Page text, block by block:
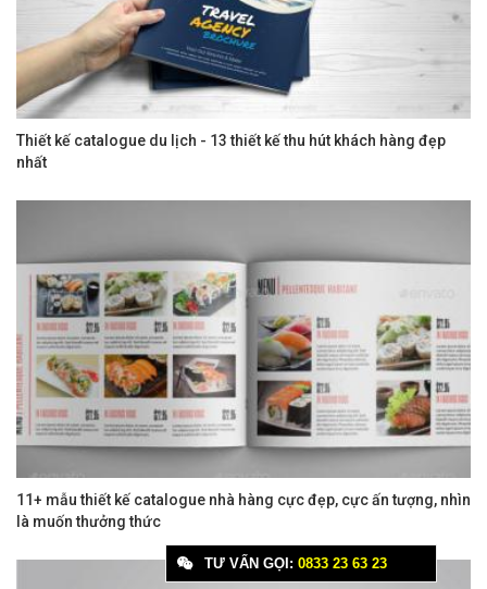
Thiết kế catalogue du lịch - 13 thiết kế thu hút khách hàng đẹp
nhất
11+ mẫu thiết kế catalogue nhà hàng cực đẹp, cực ấn tượng, nhìn
là muốn thưởng thức
TƯ VẤN GỌI: 0833 23 63 23